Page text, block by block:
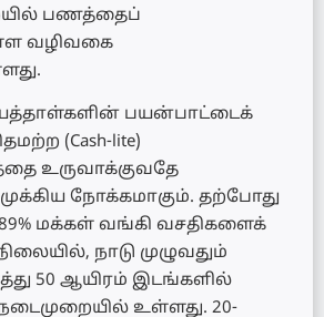
பணத்தைப்
வழிவகை
பயன்பாட்டைக்
(Cash-lite)
உருவாக்குவதே
நோக்கமாகும். தற்போது
மக்கள் வங்கி வசதிகளைக்
நாடு முழுவதும்
50 ஆயிரம் இடங்களில்
நடைமுறையில் உள்ளது. 20-